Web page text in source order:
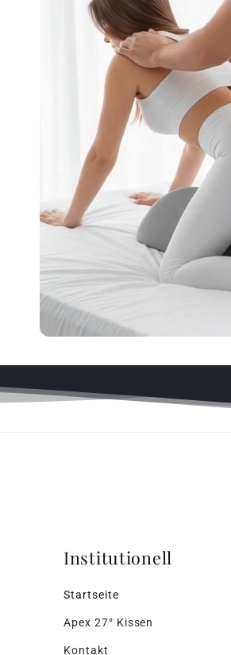
Institutionell
Startseite
Apex 27° Kissen
Kontakt